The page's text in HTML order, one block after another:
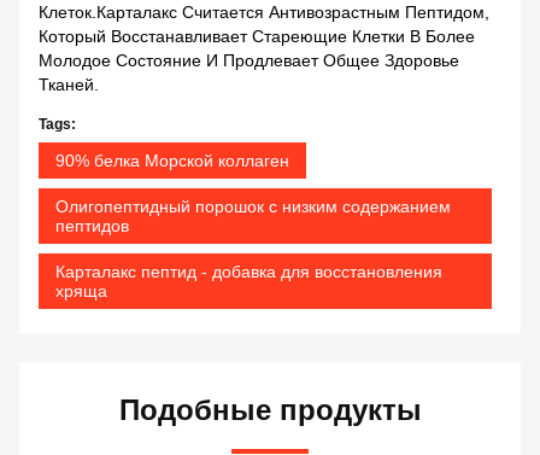
Клеток.Карталакс Считается Антивозрастным Пептидом,
Который Восстанавливает Стареющие Клетки В Более
Молодое Состояние И Продлевает Общее Здоровье
Тканей.
Tags:
90% белка Морской коллаген
Олигопептидный порошок с низким содержанием
пептидов
Карталакс пептид - добавка для восстановления
хряща
Подобные продукты